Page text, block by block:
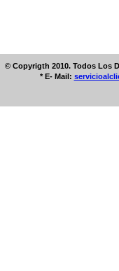
© Copyrigth 2010. Todos Los
* E- Mail: